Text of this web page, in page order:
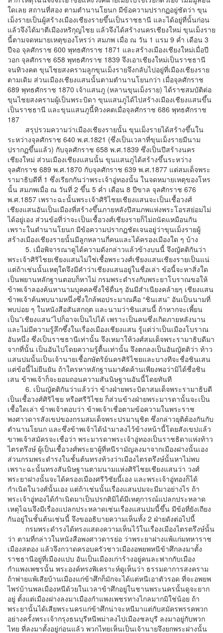
ใดเลย สถานที่สอง ตามตำนานโยนก มีข้อความปรากฏอยู่ชัดว่า ขุน
เม็งรายเป็นผู้สร้างเมืองเชียงรายขึ้นเป็นราชธานี และได้อยู่ที่นั้นก่อน
แล้วจึงได้มาตีเมืองหริกุญไชย แล้วจึงได้สร้างนครเชียงใหม่ ขุนเม็งราย
นี้ตามจดหมายเหตุของโหรว่า สมภพ เมื่อ ณ วัน 1 แรม 9 ค่ำ เดือน 3
ปีจอ จุลศักราช 600 พุทธศักราช 1871 และสร้างเมืองเชียงใหม่เมื่อปี
วอก จุลศักราช 658 พุทธศักราช 1839 จึงเอาเชียงใหม่เป็นราชธานี
จนทิวงคต ขุนไชยสงครามลูกขุนเม็งรายจึงกลับไปอยู่ที่เมืองเชียงราย
ตามเดิม ส่วนเมืองเชียงแสนนั้นตามตำนานโยนกว่า เมื่อจุลศักราช
689 พุทธศักราช 1870 เจ้าแสนภู (หลานขุนเม็งราย) ได้ราชสมบัติต่อ
ขุนไชยสงครามผู้เป็นพระบิดา ขุนแสนภูได้ไปสร้างเมืองเชียงแสนขึ้น
เป็นราชธานี และขุนแสนภูนี้ทิวงคตเมื่อจุลศักราช 686 พุทธศักราช
187
สรุปรวมความว่าเมืองเชียงรายนั้น ขุนเม็งรายได้สร้างขึ้นใน
ระหว่างจุลศักราช 640 พ.ศ.1821 (ซึ่งเป็นเวลาที่ขุนเม็งรายมีนาม
ปรากฏขึ้นแล้ว) กับจุลศักราช 658 พ.ศ.1839 ซึ่งเป็นปีสร้างนคร
เชียงใหม่ ส่วนเมืองเชียงแสนนั้น ขุนแสนภูได้สร้างขึ้นระหว่าง
จุลศักราช 689 พ.ศ.1870 กับจุลศักราช 639 พ.ศ.1877 แต่สมเด็จพระ
รามาธิบดีที่ 1 ซึ่งเรียกกันว่าพระเจ้าอู่ทองนั้น ในจดหมายเหตุของโหร
นั้น สมภพเมื่อ ณ วันที่ 2 ขึ้น 5 ค่ำ เดือน 8 ปีขาล จุลศักราช 676
พ.ศ.1857 เพราะฉะนั้นพระเจ้าศิริไชยเชียงแสนจะเป็นเชื้อวงศ์
เชียงแสนอันเป็นเมืองที่สร้างขึ้นภายหลังปีสมภพแห่งพระโอรสย่อมไม่
ได้อยู่เอง ส่วนข้อที่ว่าจะเป็นเชื้อวงศ์เชียงรายก็ไม่ถนัดแหมือนกัน
เพราะในตำนานโยนก มีข้อความปรากฏชัดเจนอยู่ว่าขุนเม็งรายผู้
สร้างเมืองเชียงรายนั้นมีลูกหลานกี่คนและได้ครองเมืองใด ๆ บ้าง
5. เมื่อพิจารณาดูได้ความดังกล่าวแล้วข้างบนนี้ จึงญัตติกันว่า
พระเจ้าศิริไชยเชียงแสนไม่ใช่เชื้อพระวงศ์เชียงแสนเชียงรายเป็นแน่
แต่ถ้าเช่นนั้นเหตุใดจึงมีคำว่าเชียงแสนอยู่ในชื่อเล่า ข้อนี้จะหาสิ่งใด
เป็นพยานหลักฐานตอบก็หาไม่ กรมพระดำรงกับพระยาโบราณขอให้
ข้าพเจ้าลองค้นหานามบุคคลซึ่งใช้ดื่นๆ อันมีสำเนียงคล้ายๆ เชียงแสน
ข้าพเจ้าค้นพบนามหนึ่งซึ่งใกล้พอประมาณคือ “ชินเสน” อันเป็นนามที่
พบบ่อย ๆ ในหนังสือสันสกฤต และนามว่าชินเสนนี้ ถ้าหากจะเพี้ยน
เป็น”เชียงแสน”ไปก็อาจเป็นไปได้ เพราะเป็นคนซึ่งเกิดภายหลังนาน
และไม่มีความรู้ลึกซึ้งในเรื่องเมืองเชียงแสน รู้แต่ว่าเป็นเมืองโบราณ
อันหนึ่ง ซึ่งเป็นราชธานีเท่านั้น จึงเหมาให้วงศ์สมเด็จพระรามาธิบดีมา
จากที่นั้น เป็นอันไปโดยความรู้ตื้นเท่านั้น จึงตกลงเป็นอันญัตติว่า ท้าว
แสนปมนั้นเป็นเจ้านายเชื้อกษัตริย์นครศิริไชยและบางทีจะชื่อชินเสน
แต่ข้อนี้ไม่ยืนยัน ถ้าใครหาหลักฐานมาคัดค้านเพียงพอว่ามิได้ชื่อชิน
เสน ข้าพเจ้าก็จะยอมถอนความสันนิษฐานอันนี้โดยทันที
6. เป็นญัตติกันว่าแล้วว่า ข้างฝ่ายพระบิดาสมเด็จพระรามาธิบดี
เป็นเชื้อวงศ์ศิริไชย หรือศรีวิไชย ก็ส่วนข้างฝ่ายพระมารดานั้นจะเป็น
เชื้อใดเล่า ข้าพเจ้าตอบว่า ข้าพเจ้าเชื่อตามข้อความในพระราช
พงศาวดารสังเขปของกรมสมเด็จพระปรมานุชิต ซึ่งกล่าวยุติต้องกันกับ
ตำนานโยนก และซึ่งข้าพเจ้าได้นำมาลงไว้ข้างหน้านี้โดยสังเขปแล้ว
ขาพเจ้าสมัครจะเชื่อว่า พระมารดาพระเจ้าอู่ทองเป็นราชธิดาแห่งท้าว
ไตรตรึงษ์ ผู้เป็นเชื้อวงศ์พระยาผู้ที่หนีรามัญลงมาจากเมืองฝางนั้นเอง
ส่วนกรมพระดำรงในชั้นต้นทรงท้วงว่าเมืองไตรตรึงษ์นั้นหาไม่พบ
เพราะฉะนั้นทรงสันนิษฐานตามนามแห่งศิริไชยเชียงแสนว่า วงศ์
พระยาฝางนั้นจะได้ครองเมืองศรีวิชัยนี้เอง และพระเจ้าอู่ทองก็ได้
กำเนิดในวงศ์นั้นเอง แต่ถ้าเช่นนั้นเรื่องแสนปมจะมีมาอย่างไร ถ้า
พระเจ้าอู่ทองได้กำเนิดมาเป็นปรกติมิได้มีเหตุการณ์แปลกประหลาด
เหตุไฉนจึงมีเรื่องแปลกประหลาดเช่นเรื่องแสนปมนี้ขึ้น มีข้อที่ยังเถียง
กันอยู่ในชั้นต้นเช่นนี้ จึงขออธิบายความเห็นทั้ง 2 ฝ่ายดังต่อไปนี้
กรมพระดำรงได้ทรงแสดงความเห็นไว้ในเรื่องเมืองไตรตรึงษ์นั้น
ว่า ตามที่กล่าวในหนังสือพงศาวดารย่อ ว่าพระยาฝางแพ้แก่มทหาราช
เมืองสตอง แล้วจึงกวาดครอบครัวชาวเมืองอพยพหนีข้าศึกลงมาตั้ง
ราชธานีอยู่ที่เมืองแปบ อันเป็นเมืองเก่าร้างอยู่คนละฟากกับเมือง
กำแพงเพชรนั้น พระองค์ทรงพิเคราะห์ดูเห็นว่า ธรรมดาการสงคราม
ถ้าพ่ายแพ้เสียบ้านเมืองแก่ข้าศึกก็มักจะได้แต่หนีเอาตัวรอด ที่จะอพยพ
ไพร่บ้านพลเมืองหนีด้วยในเวลาข้าศึกอยู่ในชานพระนครนั้นดูจะยาก
อยู่ ตั้งแต่เมืองฝางลงมาเมืองกำแพงเพชรทางไกลมากมิใช่น้อย ถ้า
พระยานั้นได้เสียพระนครแก่ข้าศึกน่าจะหนีมาแต่กับสมัครพรรคพวก
อย่างครั้งพระเจ้ากรุงธนบุรีหนีพม่าลงไปเมืองชลบุรี ลงมาอยู่กับพวก
ไทย ที่ลงมาตั้งอยู่ก่อนแล้ว พวกไทยเห็นเป็นเจ้านายจึงยกพระฝางนั้น